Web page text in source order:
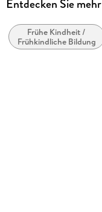
Spiel
Anzahl Spielende
Entdecken Sie mehr
Frühe Kindheit /
Frühkindliche Bildung